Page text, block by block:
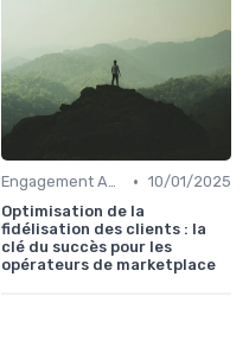
Engagement Acheteurs • 10/01/2025
Optimisation de la
fidélisation des clients : la
clé du succès pour les
opérateurs de marketplace